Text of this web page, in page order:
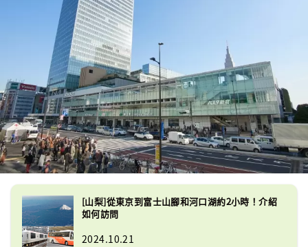
[山梨]從東京到富士山腳和河口湖約2小時！介紹
如何訪問
2024.10.21